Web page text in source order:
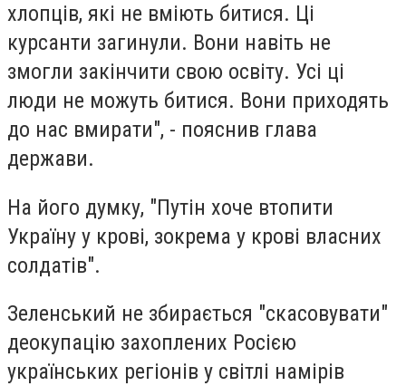
хлопців, які не вміють битися. Ці
курсанти загинули. Вони навіть не
змогли закінчити свою освіту. Усі ці
люди не можуть битися. Вони приходять
до нас вмирати", - пояснив глава
держави.
На його думку, "Путін хоче втопити
Україну у крові, зокрема у крові власних
солдатів".
Зеленський не збирається "скасовувати"
деокупацію захоплених Росією
українських регіонів у світлі намірів